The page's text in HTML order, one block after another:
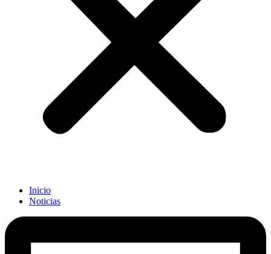
Inicio
Noticias